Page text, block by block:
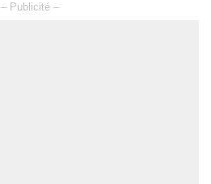
– Publicité –